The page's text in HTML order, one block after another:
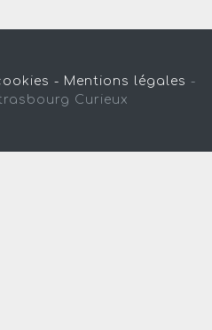
- Mentions légales -
Curieux